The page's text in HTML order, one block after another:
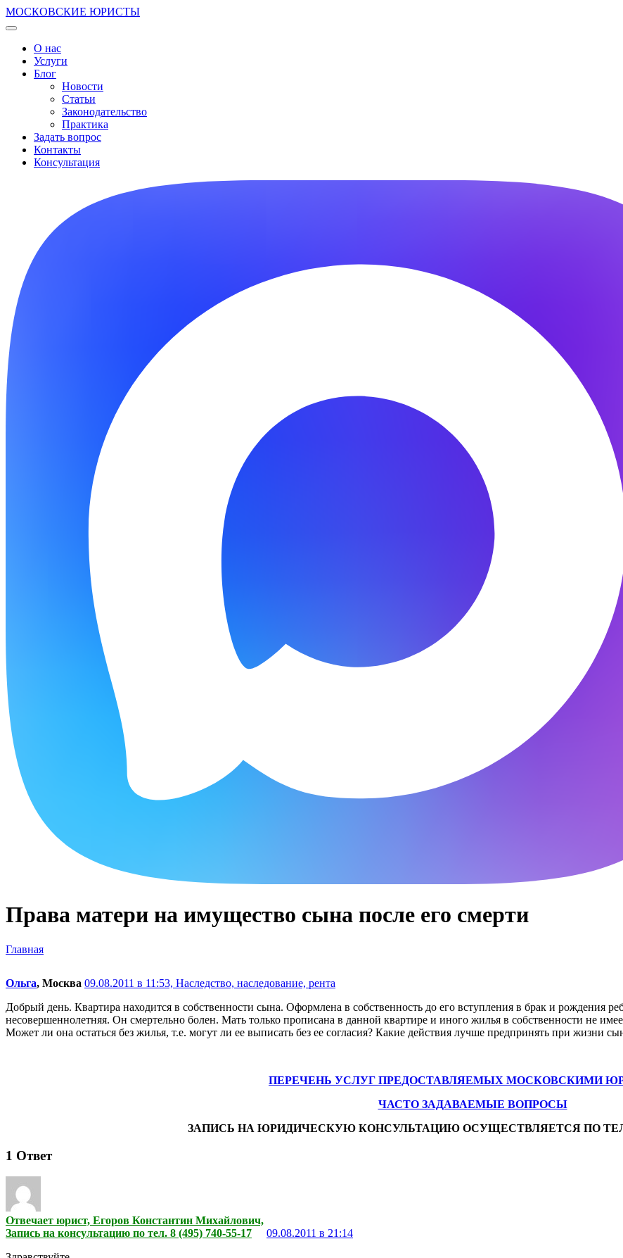
МОСКОВСКИЕ ЮРИСТЫ
О нас
Услуги
Блог
Новости
Статьи
Законодательство
Практика
Задать вопрос
Контакты
Консультация
Права матери на имущество сына после его смерти
Главная
Ольга, Москва 09.08.2011 в 11:53, Наследство, наследование, рента
Добрый день. Квартира находится в собственности сына. Оформлена в собственность до его вступления в брак и рождения
несовершеннолетняя. Он смертельно болен. Мать только прописана в данной квартире и иного жилья в собственности не
Может ли она остаться без жилья, т.е. могут ли ее выписать без ее согласия? Какие действия лучше предпринять при жизни
ПЕРЕЧЕНЬ УСЛУГ ПРЕДОСТАВЛЯЕМЫХ МОСКОВСКИМИ
ЧАСТО ЗАДАВАЕМЫЕ ВОПРОСЫ
ЗАПИСЬ НА ЮРИДИЧЕСКУЮ КОНСУЛЬТАЦИЮ ОСУЩЕСТВЛЯЕТСЯ ПО
1 Ответ
Отвечает юрист, Егоров Константин Михайлович,
Запись на консультацию по тел. 8 (495) 740-55-17
09.08.2011 в 21:14